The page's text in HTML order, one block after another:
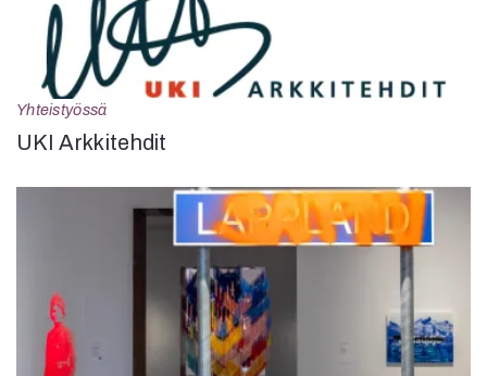
Yhteistyössä
UKI Arkkitehdit